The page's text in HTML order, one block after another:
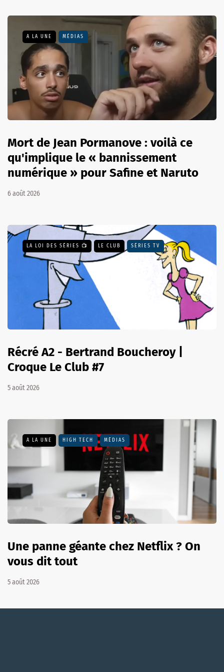
A LA UNE MÉDIAS
Mort de Jean Pormanove : voilà ce
qu'implique le « bannissement
numérique » pour Safine et Naruto
6 août 2026
LA LOI DES SÉRIES 📺 LE CLUB SÉRIES TV
Récré A2 - Bertrand Boucheroy |
Croque Le Club #7
5 août 2026
A LA UNE HIGH TECH MÉDIAS
Une panne géante chez Netflix ? On
vous dit tout
5 août 2026